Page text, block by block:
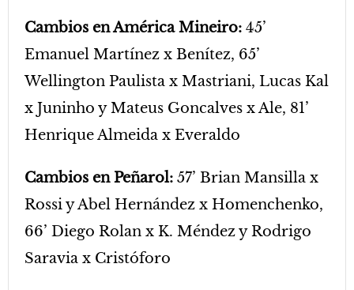
Cambios en América Mineiro: 45’
Emanuel Martínez x Benítez, 65’
Wellington Paulista x Mastriani, Lucas Kal
x Juninho y Mateus Goncalves x Ale, 81’
Henrique Almeida x Everaldo
Cambios en Peñarol: 57’ Brian Mansilla x
Rossi y Abel Hernández x Homenchenko,
66’ Diego Rolan x K. Méndez y Rodrigo
Saravia x Cristóforo